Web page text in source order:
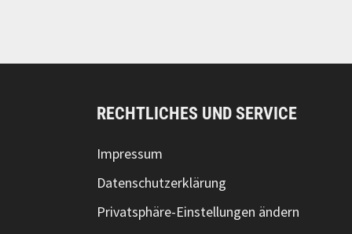
RECHTLICHES UND SERVICE
Impressum
Datenschutzerklärung
Privatsphäre-Einstellungen ändern